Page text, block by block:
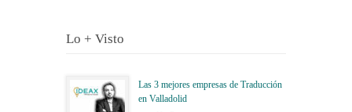
Lo + Visto
Las 3 mejores empresas de Traducción
en Valladolid